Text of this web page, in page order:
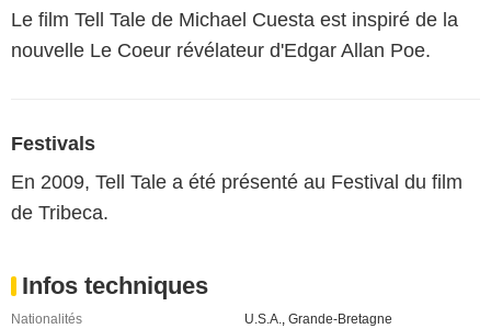
Le film Tell Tale de Michael Cuesta est inspiré de la
nouvelle Le Coeur révélateur d'Edgar Allan Poe.
Festivals
En 2009, Tell Tale a été présenté au Festival du film
de Tribeca.
Infos techniques
Nationalités U.S.A., Grande-Bretagne